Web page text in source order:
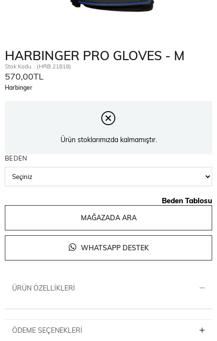
HARBINGER PRO GLOVES - M
Stok Kodu (HRB.21818)
570,00TL
Harbinger
Ürün stoklarımızda kalmamıştır.
BEDEN
Beden Tablosu
MAĞAZADA ARA
WHATSAPP DESTEK
ÜRÜN ÖZELLIKLERI
ÖDEME SEÇENEKLERI